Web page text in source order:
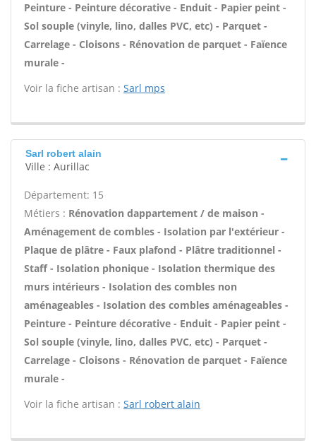
Peinture - Peinture décorative - Enduit - Papier peint -
Sol souple (vinyle, lino, dalles PVC, etc) - Parquet -
Carrelage - Cloisons - Rénovation de parquet - Faïence
murale -
Voir la fiche artisan : Sarl mps
Sarl robert alain
Ville : Aurillac
Département: 15
Métiers : Rénovation dappartement / de maison -
Aménagement de combles - Isolation par l'extérieur -
Plaque de plâtre - Faux plafond - Plâtre traditionnel -
Staff - Isolation phonique - Isolation thermique des
murs intérieurs - Isolation des combles non
aménageables - Isolation des combles aménageables -
Peinture - Peinture décorative - Enduit - Papier peint -
Sol souple (vinyle, lino, dalles PVC, etc) - Parquet -
Carrelage - Cloisons - Rénovation de parquet - Faïence
murale -
Voir la fiche artisan : Sarl robert alain